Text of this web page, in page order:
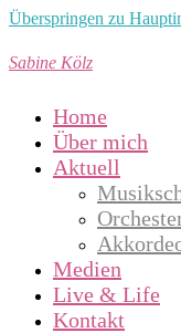
Überspringen zu
Sabine Kölz
Home
Über mich
Aktuell
Medien
Live & Life
Kontakt